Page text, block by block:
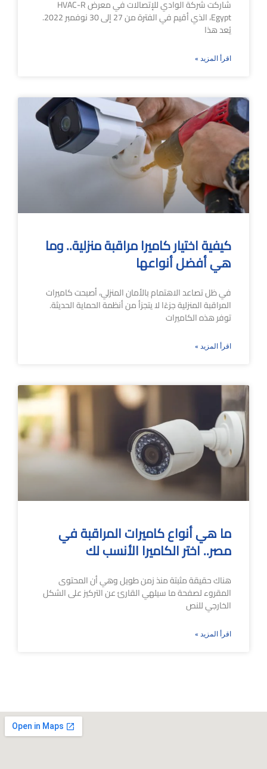
شاركت شركة الوادي للإتصالات في معرض HVAC-R
Egypt، الذي أقيم في الفترة من 27 إلى 30 نوفمبر 2022.
يُعد هذا
اقرأ المزيد »
كيفية اختيار كاميرا مراقبة منزلية.. وما
هي أفضل أنواعها
في ظل تصاعد الاهتمام بالأمان المنزلي، أصبحت كاميرات
المراقبة المنزلية جزءًا لا يتجزأ من أنظمة الحماية الحديثة.
توفر هذه الكاميرات
اقرأ المزيد »
ما هي أنواع كاميرات المراقبة في
مصر.. اختر الكاميرا الأنسب لك
هناك حقيقة مثبتة منذ زمن طويل وهي أن المحتوى
المقروء لصفحة ما سيلهي القارئ عن التركيز على الشكل
الخارجي للنص
اقرأ المزيد »